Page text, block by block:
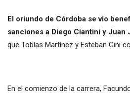
El oriundo de Córdoba se vio
sanciones a Diego Ciantini y Juan
que Tobías Martínez y Esteban Gini
En el comienzo de la carrera,